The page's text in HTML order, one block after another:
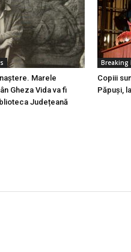
Marele
Gheza Vida va fi
Județeană
Breaking
Copiii
Păpuși,